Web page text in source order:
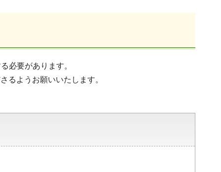
必要があります。
るようお願いいたします。